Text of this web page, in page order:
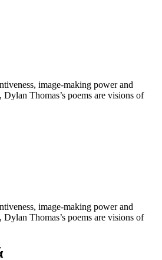
image-making power and
Dylan Thomas’s poems are visions of
image-making power and
Dylan Thomas’s poems are visions of